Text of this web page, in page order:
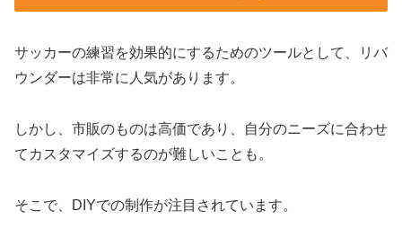
サッカーの練習を効果的にするためのツールとして、リバ
ウンダーは非常に人気があります。
しかし、市販のものは高価であり、自分のニーズに合わせ
てカスタマイズするのが難しいことも。
そこで、DIYでの制作が注目されています。